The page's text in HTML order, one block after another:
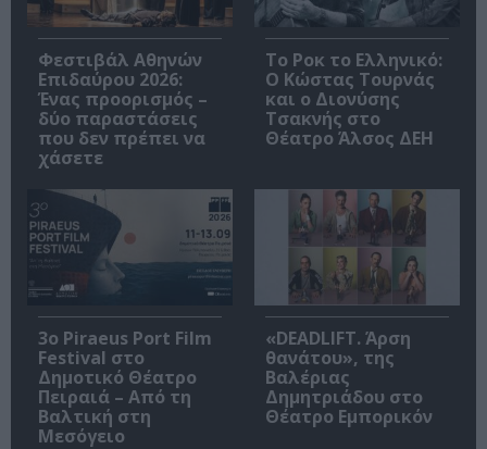
Φεστιβάλ Αθηνών
Επιδαύρου 2026:
Ένας προορισμός –
δύο παραστάσεις
που δεν πρέπει να
χάσετε
Το Ροκ το Ελληνικό:
Ο Κώστας Τουρνάς
και ο Διονύσης
Τσακνής στο
Θέατρο Άλσος ΔΕΗ
3o Piraeus Port Film
Festival στο
Δημοτικό Θέατρο
Πειραιά – Από τη
Βαλτική στη
Μεσόγειο
«DEADLIFT. Άρση
θανάτου», της
Βαλέριας
Δημητριάδου στο
Θέατρο Εμπορικόν